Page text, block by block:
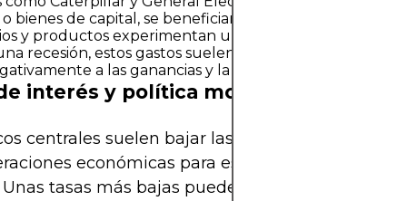
bienes de capital, se benefician durante estos
y productos experimentan una mayor demanda. Sin
recesión, estos gastos suelen reducirse o retrasarse,
a las ganancias y la valoración de las
interés y política monetaria
centrales suelen bajar las tasas de interés
económicas para estimular el
tasas más bajas pueden hacer que las